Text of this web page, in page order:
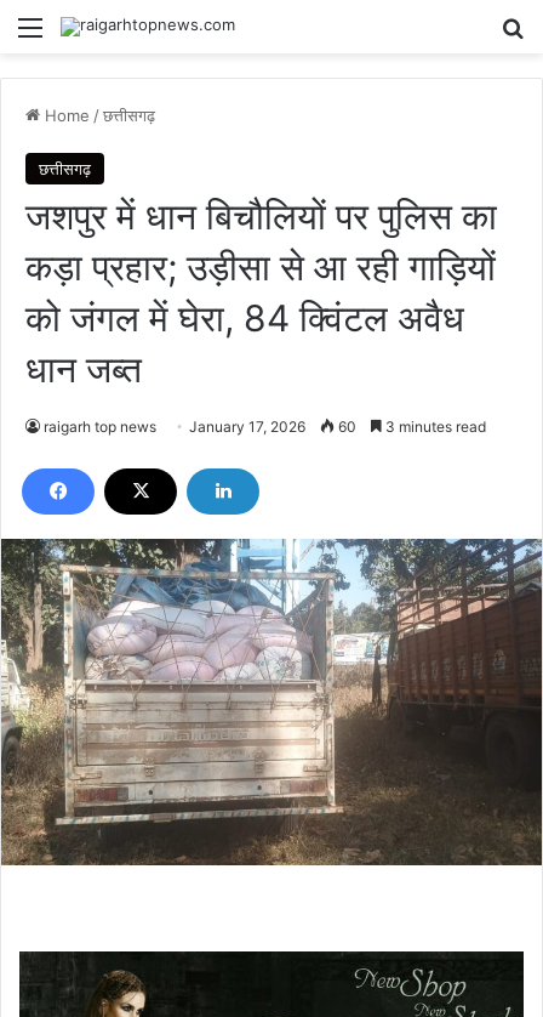
Menu
Home /छत्तीसगढ़
छत्तीसगढ़
जशपुर में धान बिचौलियों पर पुलिस का
कड़ा प्रहार; उड़ीसा से आ रही गाड़ियों
को जंगल में घेरा, 84 क्विंटल अवैध
धान जब्त
raigarh top news January 17, 2026 60 3 minutes read